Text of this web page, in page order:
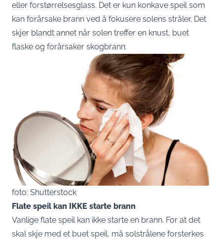
eller forstørrelsesglass. Det er kun konkave speil som
kan forårsake brann ved å fokusere solens stråler. Det
skjer blandt annet når solen treffer en knust, buet
flaske og forårsaker skogbrann.
foto: Shutterstock
Flate speil kan IKKE starte brann
Vanlige flate speil kan ikke starte en brann. For at det
skal skje med et buet speil, må solstrålene forsterkes